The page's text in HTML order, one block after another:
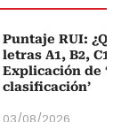
Puntaje RUI:
letras A1, B2, C1
Explicación de
clasificación’